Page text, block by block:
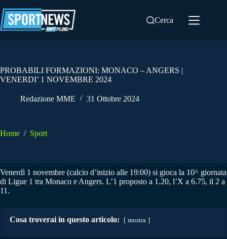
al
contenuto
Cerca
PROBABILI FORMAZIONI: MONACO – ANGERS |
VENERDI’ 1 NOVEMBRE 2024
Redazione MME 31 Ottobre 2024
Home / Sport
Venerdì 1 novembre (calcio d’inizio alle 19:00) si gioca la 10^ giornata
di Ligue 1 tra Monaco e Angers. L’1 proposto a 1.20, l’X a 6.75, il 2 a
11.
Cosa troverai in questo articolo: mostra